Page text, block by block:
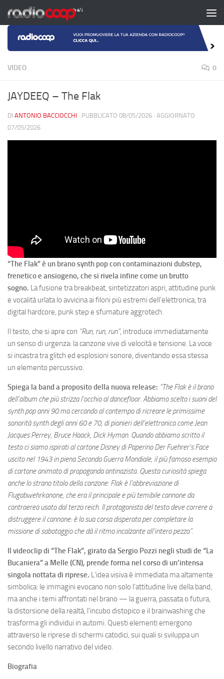
Salta al contenuto
VIDEO 0
JAYDEEQ – The Flak
DI ANTONIO BACCIOCCHI · PUBBLICATO 08/05/2026 · AGGIORNATO
07/05/2026
“The Flak” è un brano synth pop con contaminazioni dubstep,
frenetico e ansiogeno, che si rivela infine come un brutto
sogno. La fusione tra breakbeat, sintetizzatori aspri, attitudine punk
e vocalità urlata lo avvicina ai filoni più estremi dell’elettronica, tra
digital hardcore, punk step e sfumature aggrotech.
Il testo, che si apre con “Run, run, run”, introduce immediatamente
un senso di urgenza: la canzone vive di velocità e tensione. La voce
si incastra tra glitch ed esplosioni sonore, diventando essa stessa
un elemento percussivo.
Spiega la band a proposito della nuova release: “The Flak è il brano
dell’album che più strizza l’occhio al dancefloor. Abbiamo scelto i suoni del
synth pop anni 90 ma cercando al contempo di ricreare le primissime
sonorità synth degli anni 60 e 70, di pionieri dell’elettronica come Jean
Jacques Perrey, Bruce Haack, Dick Hyman. Quando abbiamo scritto il
testo ci siamo ispirati al cartone Disney di Paperino Der Fuehrer’s Face
uscito nel 1943 in piena Seconda Guerra Mondiale, il più famoso esempio
di cartone animato di propaganda antinazista. Questa curiosità spiega
anche lo strano titolo della canzone: Flak è l’abbreviazione di
Flugabwehrkanone, che era il principale e più temibile cannone da
contraerea usato dal terzo reich. Il protagonista del testo deve correre a
distruggere il cannone: è la sua corsa disperata per completare la
missione di sabotaggio che dà il ritmo incalzante all’intero pezzo”.
Il videoclip di “The Flak”, girato da Sergio Pozzi negli studi de “La
Bucaniera” a Melle (CN), prende forma nel corso di un’intensa
singola nottata di riprese. L’idea visiva è immediata ma altamente
simbolica: le immagini evocano non solo l’attitudine live della band,
ma anche i temi affrontati nel brano — la guerra, passata o futura,
la distorsione della realtà, l’incubo distopico e il brainwashing che
trasforma gli individui in automi. Questi elementi emergono
attraverso le riprese di schermi catodici, sui quali si sviluppa un
secondo livello narrativo del video.
Biografia